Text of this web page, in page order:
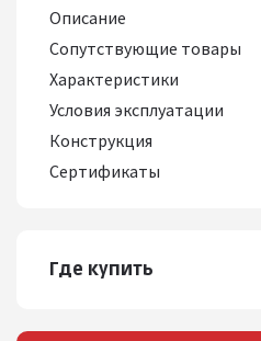
Описание
Сопутствующие товары
Характеристики
Условия эксплуатации
Конструкция
Сертификаты
Где купить